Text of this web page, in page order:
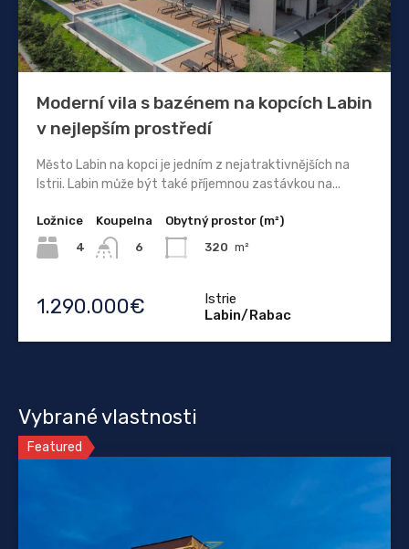
Moderní vila s bazénem na kopcích Labin
v nejlepším prostředí
Město Labin na kopci je jedním z nejatraktivnějších na
Istrii. Labin může být také příjemnou zastávkou na...
Ložnice
4
Koupelna
6
Obytný prostor (m²)
320 m²
1.290.000€
Istrie
Labin/Rabac
Vybrané vlastnosti
Featured